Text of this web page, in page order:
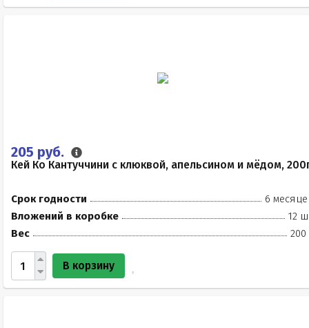
205 руб.
Кей Ко Кантуччини с клюквой, апельсином и мёдом,
Срок годности
6
Вложений в коробке
12
Вес
200
В корзину